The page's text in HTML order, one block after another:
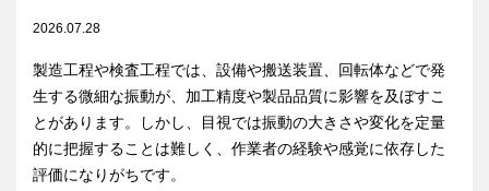
2026.07.28
製造工程や検査工程では、設備や搬送装置、回転体などで発
生する微細な振動が、加工精度や製品品質に影響を及ぼすこ
とがあります。しかし、目視では振動の大きさや変化を定量
的に把握することは難しく、作業者の経験や感覚に依存した
評価になりがちです。